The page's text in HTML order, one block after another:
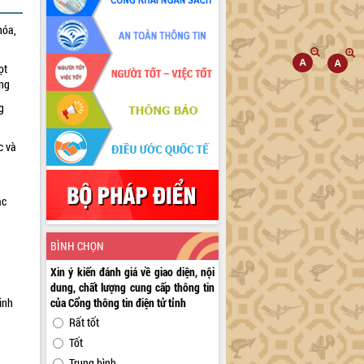
và
BÌNH CHỌN
Xin ý kiến đánh giá về giao diện, nội
dung, chất lượng cung cấp thông tin
của Cổng thông tin điện tử tỉnh
Rất tốt
Tốt